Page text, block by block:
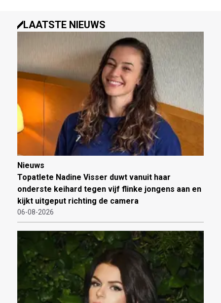
LAATSTE NIEUWS
Nieuws
Topatlete Nadine Visser duwt vanuit haar
onderste keihard tegen vijf flinke jongens aan en
kijkt uitgeput richting de camera
06-08-2026